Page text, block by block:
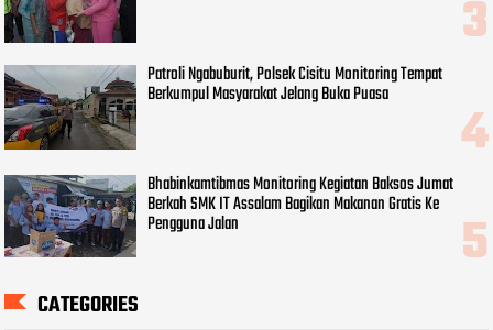
Patroli Ngabuburit, Polsek Cisitu Monitoring Tempat
Berkumpul Masyarakat Jelang Buka Puasa
Bhabinkamtibmas Monitoring Kegiatan Baksos Jumat
Berkah SMK IT Assalam Bagikan Makanan Gratis Ke
Pengguna Jalan
CATEGORIES